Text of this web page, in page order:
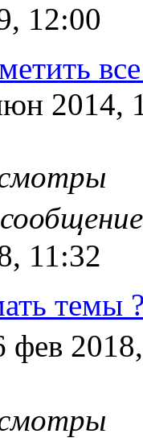
12:00
2014,
11:32
темы
фев